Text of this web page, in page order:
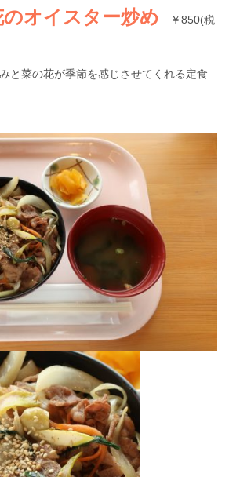
オイスター炒め ￥850(税
と菜の花が季節を感じさせてくれる定食